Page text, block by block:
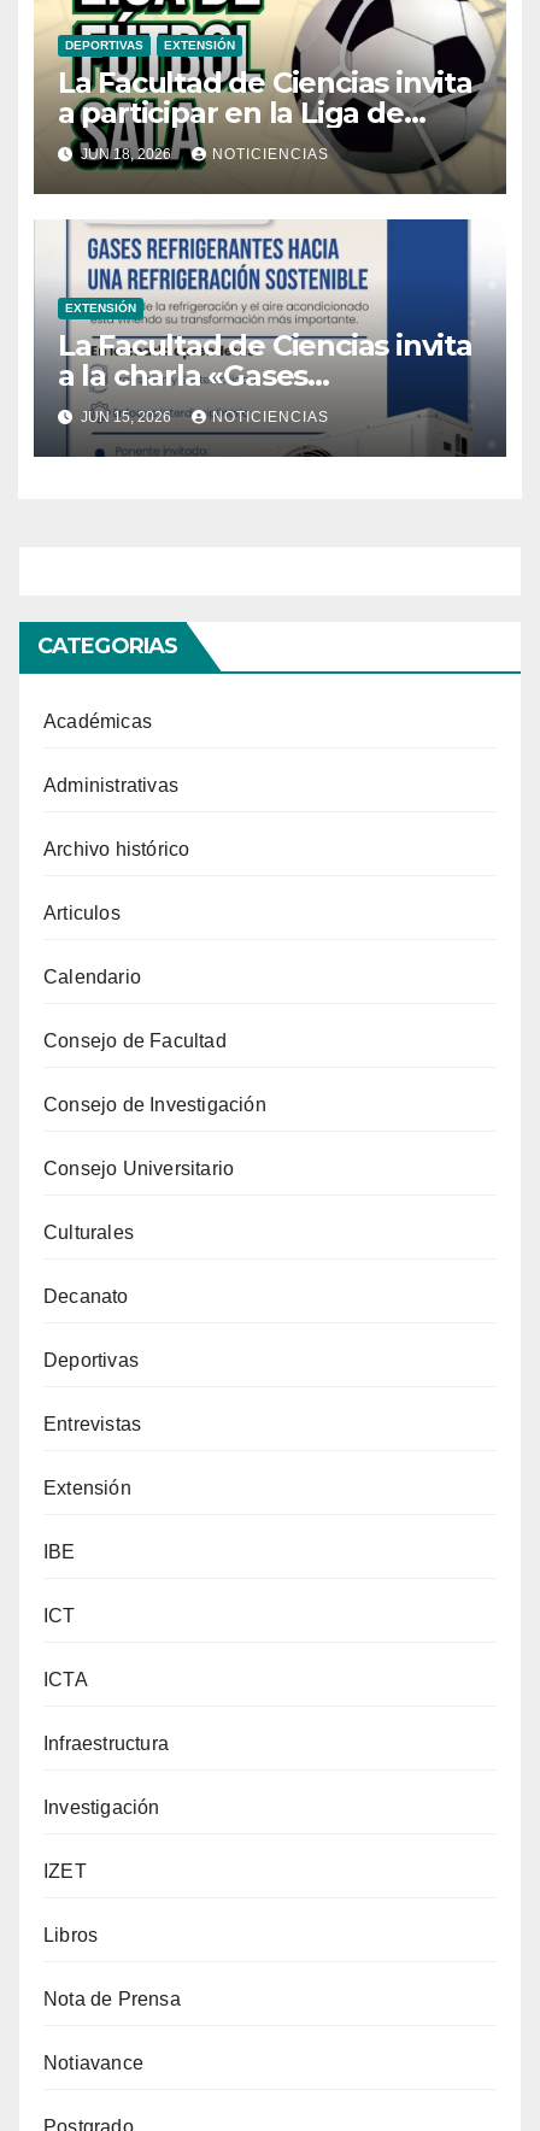
DEPORTIVAS EXTENSIÓN
La Facultad de Ciencias invita
a participar en la Liga de
Fútbol Sala
JUN 18, 2026 NOTICIENCIAS
EXTENSIÓN
La Facultad de Ciencias invita
a la charla «Gases
refrigerantes, hacia una
refrigeración sostenible»
JUN 15, 2026 NOTICIENCIAS
CATEGORIAS
Académicas
Administrativas
Archivo histórico
Articulos
Calendario
Consejo de Facultad
Consejo de Investigación
Consejo Universitario
Culturales
Decanato
Deportivas
Entrevistas
Extensión
IBE
ICT
ICTA
Infraestructura
Investigación
IZET
Libros
Nota de Prensa
Notiavance
Postgrado